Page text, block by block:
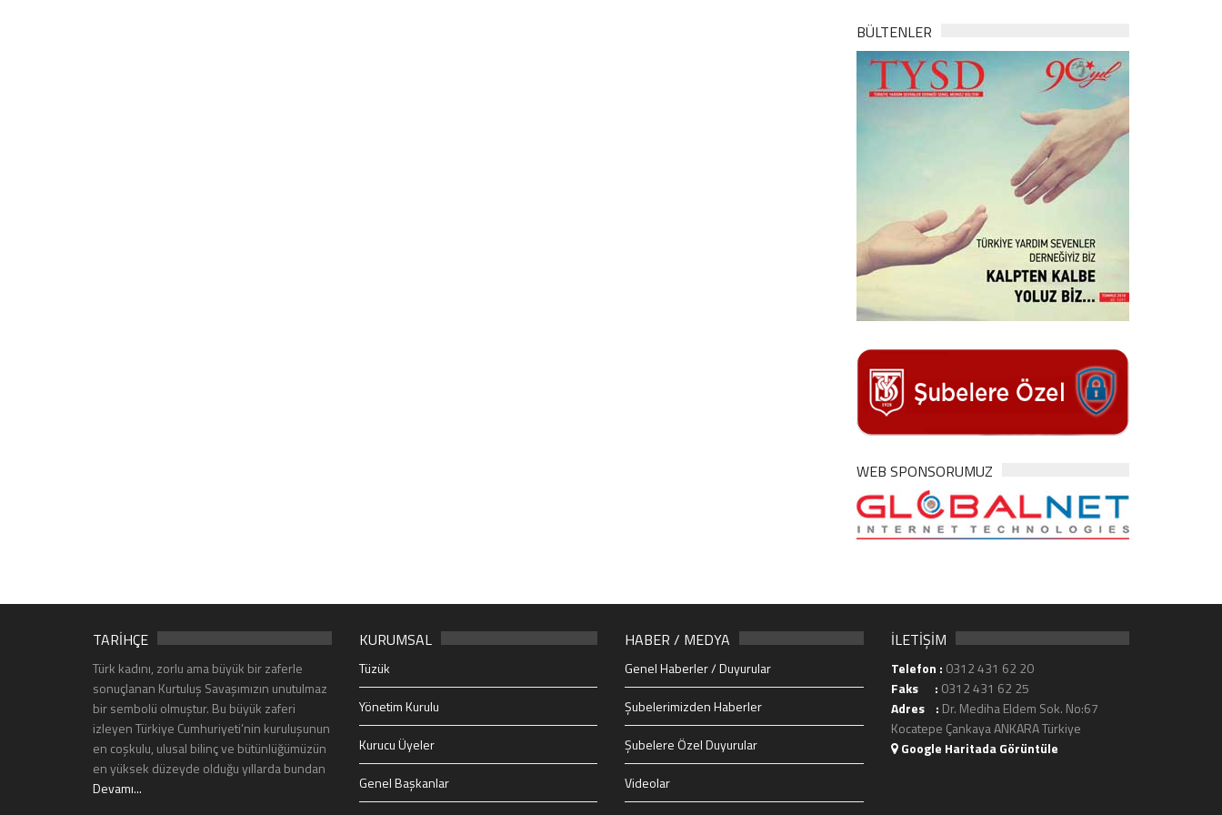
BÜLTENLER
WEB SPONSORUMUZ
TARİHÇE
Türk kadını, zorlu ama büyük bir zaferle
sonuçlanan Kurtuluş Savaşımızın unutulmaz
bir sembolü olmuştur. Bu büyük zaferi
izleyen Türkiye Cumhuriyeti’nin kuruluşunun
en coşkulu, ulusal bilinç ve bütünlüğümüzün
en yüksek düzeyde olduğu yıllarda bundan
Devamı...
KURUMSAL
Tüzük
Yönetim Kurulu
Kurucu Üyeler
Genel Başkanlar
HABER / MEDYA
Genel Haberler / Duyurular
Şubelerimizden Haberler
Şubelere Özel Duyurular
Videolar
İLETİŞİM
Telefon : 0312 431 62 20
Faks : 0312 431 62 25
Adres : Dr. Mediha Eldem Sok. No:67
Kocatepe Çankaya ANKARA Türkiye
Google Haritada Görüntüle